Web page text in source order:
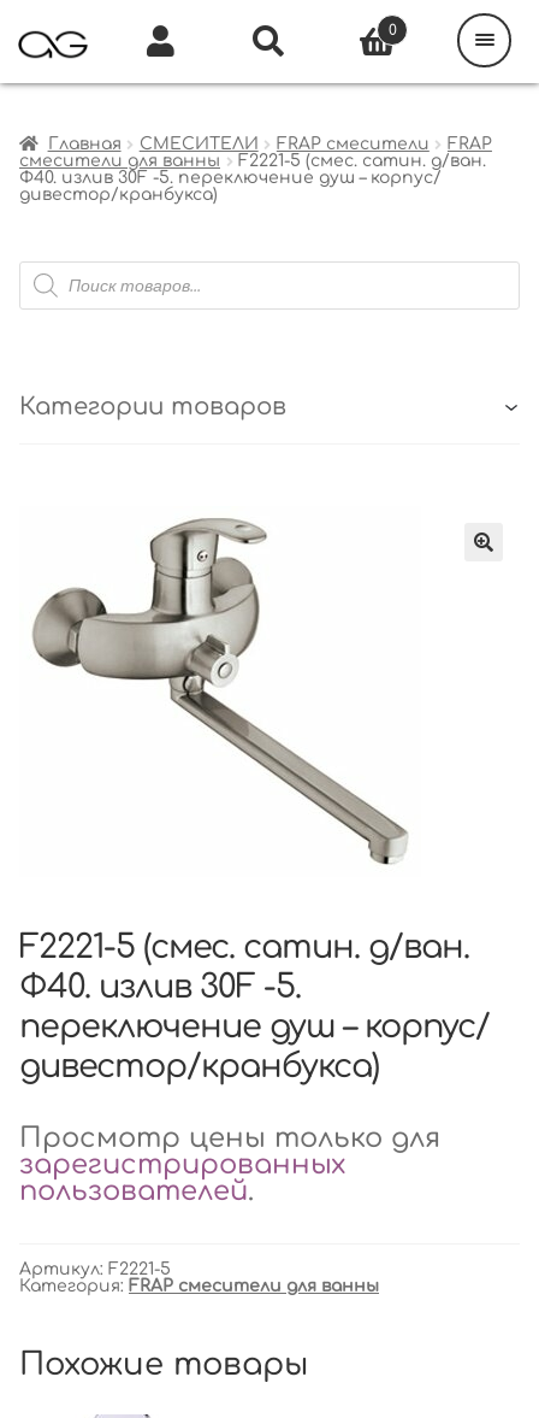
Главная СМЕСИТЕЛИ FRAP смесители
FRAP
смесители для ванны
F2221-5 (смес. сатин. д/ван.
Ф40. излив 30F -5. переключение душ – корпус/
дивестор/кранбукса)
Поиск
товаров
Категории товаров
F2221-5 (смес. сатин. д/ван.
Ф40. излив 30F -5.
переключение душ – корпус/
дивестор/кранбукса)
Просмотр цены только для
зарегистрированных
пользователей.
Артикул: F2221-5
Категория: FRAP смесители для ванны
Похожие товары
0